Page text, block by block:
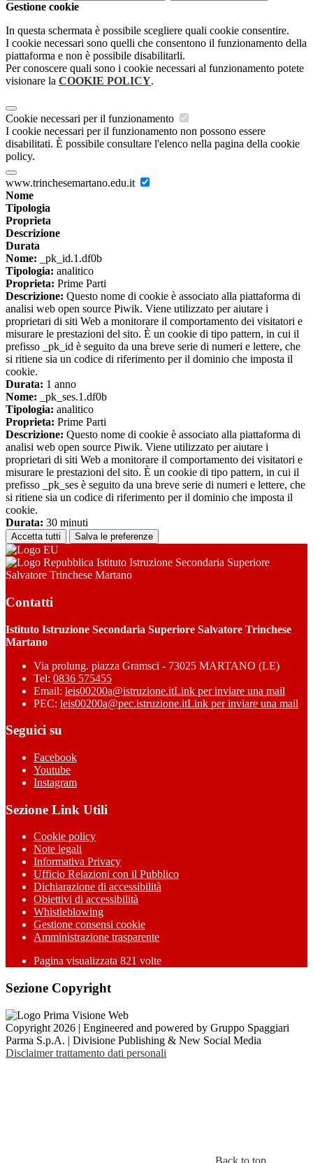
Gestione cookie
In questa schermata è possibile scegliere quali cookie consentire.
I cookie necessari sono quelli che consentono il funzionamento della
piattaforma e non è possibile disabilitarli.
Per conoscere quali sono i cookie necessari al funzionamento potete
visionare la COOKIE POLICY.
Cookie necessari per il funzionamento
I cookie necessari per il funzionamento non possono essere
disabilitati. È possibile consultare l'elenco nella pagina della cookie
policy.
www.trinchesemartano.edu.it
Nome
Tipologia
Proprieta
Descrizione
Durata
Nome: _pk_id.1.df0b
Tipologia: analitico
Proprieta: Prime Parti
Descrizione: Questo nome di cookie è associato alla piattaforma di
analisi web open source Piwik. Viene utilizzato per aiutare i
proprietari di siti Web a monitorare il comportamento dei visitatori e
misurare le prestazioni del sito. È un cookie di tipo pattern, in cui il
prefisso _pk_id è seguito da una breve serie di numeri e lettere, che
si ritiene sia un codice di riferimento per il dominio che imposta il
cookie.
Durata: 1 anno
Nome: _pk_ses.1.df0b
Tipologia: analitico
Proprieta: Prime Parti
Descrizione: Questo nome di cookie è associato alla piattaforma di
analisi web open source Piwik. Viene utilizzato per aiutare i
proprietari di siti Web a monitorare il comportamento dei visitatori e
misurare le prestazioni del sito. È un cookie di tipo pattern, in cui il
prefisso _pk_ses è seguito da una breve serie di numeri e lettere, che
si ritiene sia un codice di riferimento per il dominio che imposta il
cookie.
Durata: 30 minuti
Accetta tutti Salva le preferenze
Istituto Istruzione Secondaria Superiore
Salvatore Trinchese Martano
Contatti
Istituto Istruzione Secondaria Superiore Salvatore Trinchese
Martano
Via prolung. piazza Gramsci - 73025 MARTANO (LE)
Tel: 0836 575455
Email: leis00200a@istruzione.itLink per inviare una mail
PEC: leis00200a@pec.istruzione.itLink per inviare una mail
Seguici su
Facebook
Youtube
Instagram
Sezione Link Utili
Cookie policy
Note legali
Informativa Privacy
Ufficio Relazioni con il Pubblico
Dichiarazione di accessibilità
Obiettivi di accessibilità
Whistleblowing
Gestione consensi cookie
Amministrazione trasparente
Pagina visualizzata 821 volte
Sezione Copyright
Copyright 2026 | Engineered and powered by Gruppo Spaggiari
Parma S.p.A. | Divisione Publishing & New Social Media
Disclaimer trattamento dati personali
Back to top